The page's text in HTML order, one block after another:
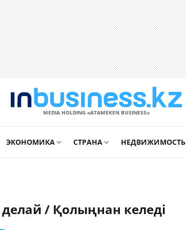
MEDIA HOLDING «ATAMEKЕN BUSINESS»
ЭКОНОМИКА СТРАНА НЕДВИЖИМОСТЬ
/ Қолыңнан келеді